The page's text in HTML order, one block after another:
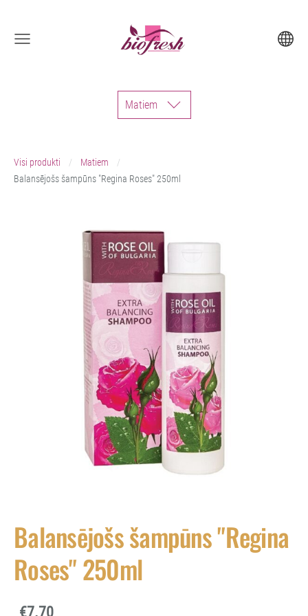
Matiem
Visi produkti
Matiem
Balansējošs šampūns "Regina Roses" 250ml
Balansējošs šampūns "Regina
Roses" 250ml
€7.70